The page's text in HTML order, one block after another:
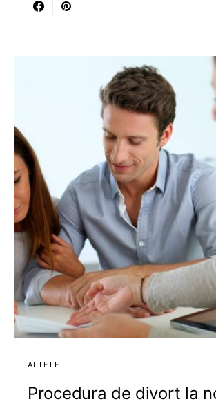
ALTELE
Procedura de divort la